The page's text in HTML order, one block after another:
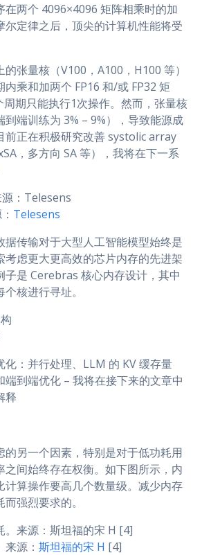
在两个 4096×4096 矩阵相乘时的加
尔定律之后，顶尖的计算机性能将受
张量核（V100，A100，H100 等）
乘和加两个 FP16 和/或 FP32 矩
周期只能执行1次操作。然而，张量核
到端训练为 3% – 9%），导致能源成
前正在积极研究改善 systolic array
，多方向 SA 等），我将在下一系
Telesens
据传输对于大型人工智能模型始终是
考虑更大更高效的芯片内存的先进架
子是 Cerebras 核心内存设计，其中
核进行寻址。
化：并行处理、LLM 的 KV 缓存量
端到端优化 – 我将在接下来的文章中
释
的另一个因素，特别是对于低功耗用
之间始终存在权衡。如下图所示，内
计算操作要高几个数量级。减少内存
强烈要求的。
源： 斯坦福的宋 H [4]